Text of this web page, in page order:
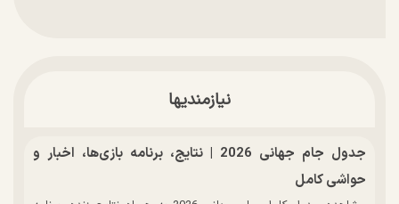
نیازمندیها
جدول جام جهانی 2026 | نتایج، برنامه بازی‌ها، اخبار و
حواشی کامل